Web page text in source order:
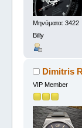
Μηνύματα: 3422
Billy
Dimitris
VIP Member